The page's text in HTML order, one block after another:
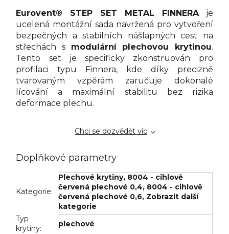
Eurovent® STEP SET METAL FINNERA
je
ucelená montážní sada navržená pro vytvoření
bezpečných a stabilních nášlapných cest na
střechách s
modulární plechovou krytinou.
Tento set je specificky zkonstruován pro
profilaci typu Finnera, kde díky precizně
tvarovaným vzpěrám zaručuje dokonalé
lícování a maximální stabilitu bez rizika
deformace plechu.
Chci se dozvědět víc
Doplňkové parametry
Kategorie:
Plechové krytiny, 8004 - cihlově
červená plechové 0,4, 8004 - cihlově
červená plechové 0,6, Zobrazit další
kategorie
Typ
krytiny:
plechové